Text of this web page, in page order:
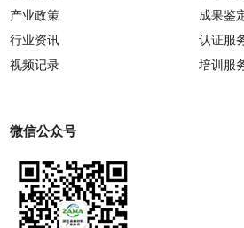
产业政策
行业资讯
视频记录
成果鉴
认证服
培训服
微信公众号